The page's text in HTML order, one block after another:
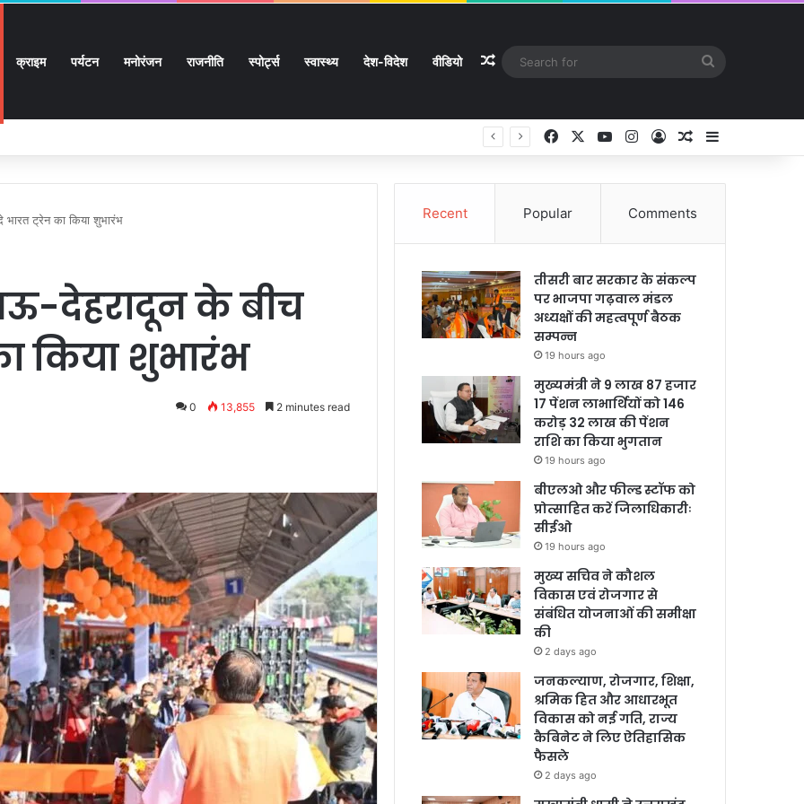
क्राइम पर्यटन मनोरंजन राजनीति स्पोर्ट्स स्वास्थ्य देश-विदेश वीडियो Random Article
87 हजार 17 पेंशन लाभार्थियों को 146 करोड़ 32 लाख की पेंशन राशि का किया भुगतान Facebook YouTubeInstagram
Log InRandom Article
ट्रेन का किया शुभारंभ
देहरादून के बीच
किया शुभारंभ
0 13,855 2 minutes read
Recent Popular Comments
तीसरी बार सरकार के संकल्प
पर भाजपा गढ़वाल मंडल
अध्यक्षों की महत्वपूर्ण बैठक
सम्पन्न
19 hours ago
मुख्यमंत्री ने 9 लाख 87 हजार
17 पेंशन लाभार्थियों को 146
करोड़ 32 लाख की पेंशन
राशि का किया भुगतान
19 hours ago
बीएलओ और फील्ड स्टॉफ को
प्रोत्साहित करें जिलाधिकारीः
सीईओ
19 hours ago
मुख्य सचिव ने कौशल
विकास एवं रोजगार से
संबंधित योजनाओं की समीक्षा
की
2 days ago
जनकल्याण, रोजगार, शिक्षा,
श्रमिक हित और आधारभूत
विकास को नई गति, राज्य
कैबिनेट ने लिए ऐतिहासिक
फैसले
2 days ago